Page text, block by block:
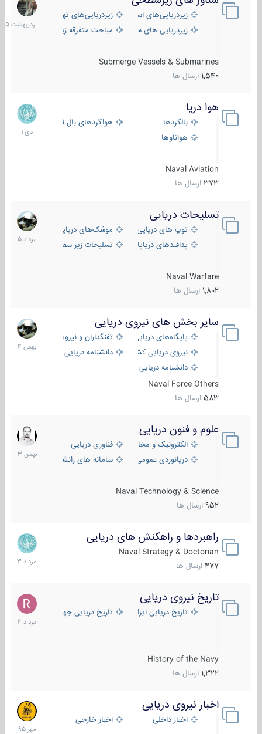
زیردریایی‌های استراتژیکزیردریایی‌های تهاجمی
زیردریایی های سبک
مباحث متفرقه زیرسطحی
Submerge Vessels & Submarines
1,540 ارسال ها
1405
هوا دریا
بالگردها
هواگردهای بال ثابت
هواناوها
Naval Aviation
373 ارسال ها
12
دی
1401
تسلیحات دریایی
توپ های دریایی
موشک‌های دریایی
پدافندهای دریاپایه
تسلیحات زیر سطحی
Naval Warfare
1,802 ارسال ها
2
مرداد
1405
سایر بخش های نیروی دریایی
پایگاه‌های دریایی
تفنگداران و نیروهای ویژه‌ی دریایی
نیروی دریایی کشورهای مختلفدانشنامه دریایی
دانشنامه دریایی کپی
Naval Force Others
583 ارسال ها
22
بهمن
1404
علوم و فنون دریایی
الکترونیک و مخابرات دریاییفناوری دریایی
دریانوردی عمومی
سامانه های رانشی دریایی
Naval Technology & Science
952 ارسال ها
6
بهمن
1403
راهبردها و راهکنش های دریایی
Naval Strategy & Doctorian
477 ارسال ها
2
مرداد
1403
تاریخ نیروی دریایی
تاریخ دریایی ایران تاریخ دریایی جهان
History of the Navy
1,322 ارسال ها
16
مرداد
1404
اخبار نیروی دریایی
اخبار داخلی اخبار خارجی
27
مهر
1395